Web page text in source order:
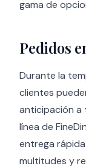
gama de
Pedidos
Durante la
clientes
anticipación a
línea de
entrega
multitudes y